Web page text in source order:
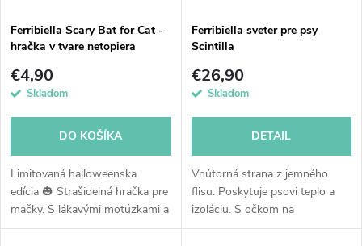
p
r
o
d
u
p
r
o
u
k
Ferribiella Scary Bat for Cat -
hračka v tvare netopiera
€4,90
Skladom
DO KOŠÍKA
Limitovaná halloweenska
edícia 🎃 Strašidelná hračka pre
mačky. S lákavými motúzkami a
príjemným plyšom.
Ferribiella sveter pre psy
Scintilla
€26,90
Skladom
DETAIL
Vnútorná strana z jemného
flisu. Poskytuje psovi teplo a
izoláciu. S očkom na
prevelečenie chvostíka. Dlhý